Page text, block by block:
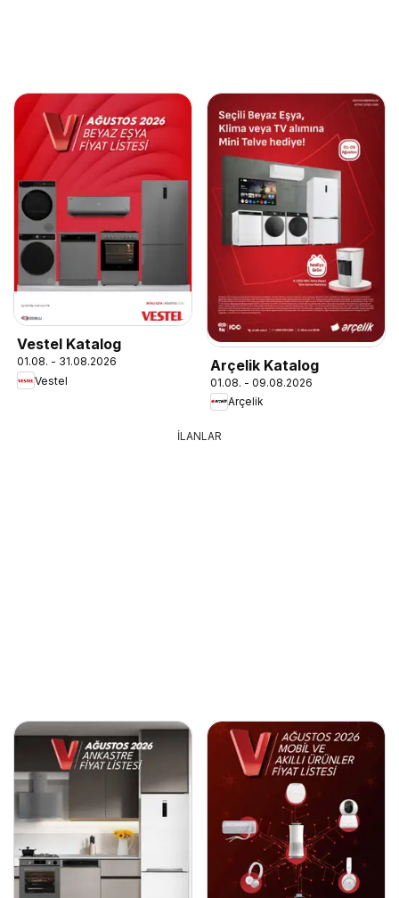
Vestel Katalog
01.08. - 31.08.2026
Vestel
Arçelik Katalog
01.08. - 09.08.2026
Arçelik
İLANLAR